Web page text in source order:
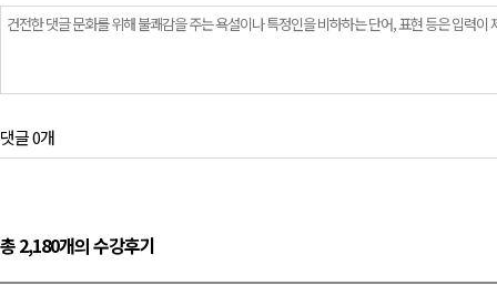
댓글 0개
총 2,180개의 수강후기